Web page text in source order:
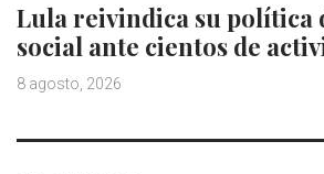
Lula reivindica su política
social ante cientos de
8 agosto, 2026